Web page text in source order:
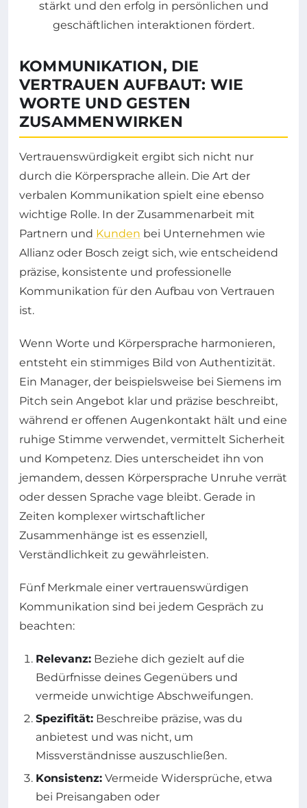
KOMMUNIKATION, DIE
VERTRAUEN AUFBAUT: WIE
WORTE UND GESTEN
ZUSAMMENWIRKEN
Vertrauenswürdigkeit ergibt sich nicht nur
durch die Körpersprache allein. Die Art der
verbalen Kommunikation spielt eine ebenso
wichtige Rolle. In der Zusammenarbeit mit
Partnern und Kunden bei Unternehmen wie
Allianz oder Bosch zeigt sich, wie entscheidend
präzise, konsistente und professionelle
Kommunikation für den Aufbau von Vertrauen
ist.
Wenn Worte und Körpersprache harmonieren,
entsteht ein stimmiges Bild von Authentizität.
Ein Manager, der beispielsweise bei Siemens im
Pitch sein Angebot klar und präzise beschreibt,
während er offenen Augenkontakt hält und eine
ruhige Stimme verwendet, vermittelt Sicherheit
und Kompetenz. Dies unterscheidet ihn von
jemandem, dessen Körpersprache Unruhe verrät
oder dessen Sprache vage bleibt. Gerade in
Zeiten komplexer wirtschaftlicher
Zusammenhänge ist es essenziell,
Verständlichkeit zu gewährleisten.
Fünf Merkmale einer vertrauenswürdigen
Kommunikation sind bei jedem Gespräch zu
beachten:
Relevanz: Beziehe dich gezielt auf die
Bedürfnisse deines Gegenübers und
vermeide unwichtige Abschweifungen.
Spezifität: Beschreibe präzise, was du
anbietest und was nicht, um
Missverständnisse auszuschließen.
Konsistenz: Vermeide Widersprüche, etwa
bei Preisangaben oder